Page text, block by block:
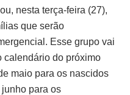
nesta terça-feira (27),
que serão
Esse grupo vai
calendário do próximo
maio para os nascidos
para os